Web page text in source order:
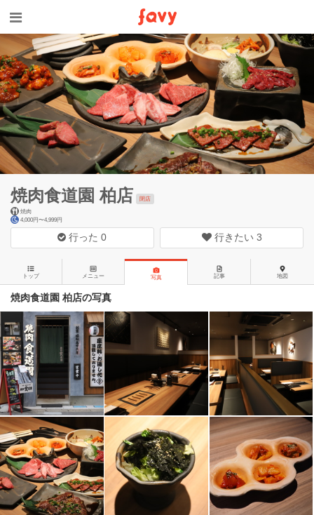
焼肉食道園 柏店
閉店
焼肉
4,000円〜4,999円
行った0 行きたい 3
トップ メニュー 写真 記事 地図
焼肉食道園 柏店の写真